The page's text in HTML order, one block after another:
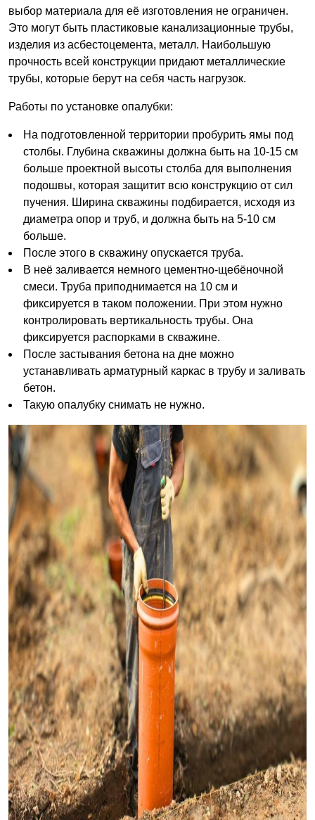
выбор материала для её изготовления не ограничен.
Это могут быть пластиковые канализационные трубы,
изделия из асбестоцемента, металл. Наибольшую
прочность всей конструкции придают металлические
трубы, которые берут на себя часть нагрузок.
Работы по установке опалубки:
На подготовленной территории пробурить ямы под
столбы. Глубина скважины должна быть на 10-15 см
больше проектной высоты столба для выполнения
подошвы, которая защитит всю конструкцию от сил
пучения. Ширина скважины подбирается, исходя из
диаметра опор и труб, и должна быть на 5-10 см
больше.
После этого в скважину опускается труба.
В неё заливается немного цементно-щебёночной
смеси. Труба приподнимается на 10 см и
фиксируется в таком положении. При этом нужно
контролировать вертикальность трубы. Она
фиксируется распорками в скважине.
После застывания бетона на дне можно
устанавливать арматурный каркас в трубу и заливать
бетон.
Такую опалубку снимать не нужно.